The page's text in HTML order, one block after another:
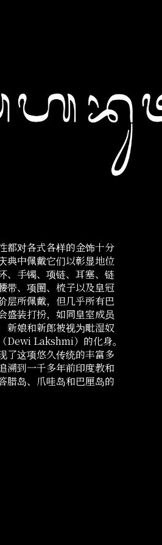
都对各式各样的金饰十分
典中佩戴它们以彰显地位
、手镯、项链、耳塞、链
带、项圈、梳子以及皇冠
层所佩戴，但几乎所有巴
盛装打扮，如同皇室成员
新娘和新郎被视为毗湿奴
Dewi Lakshmi）的化身。
了这项悠久传统的丰富多
溯到一千多年前印度教和
腊岛、爪哇岛和巴厘岛的